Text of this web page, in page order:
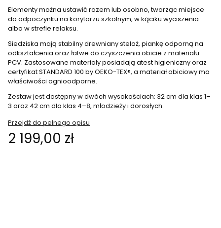
Elementy można ustawić razem lub osobno, tworząc miejsce
do odpoczynku na korytarzu szkolnym, w kąciku wyciszenia
albo w strefie relaksu.
Siedziska mają stabilny drewniany stelaż, piankę odporną na
odkształcenia oraz łatwe do czyszczenia obicie z materiału
PCV. Zastosowane materiały posiadają atest higieniczny oraz
certyfikat STANDARD 100 by OEKO-TEX®, a materiał obiciowy ma
właściwości ognioodporne.
Zestaw jest dostępny w dwóch wysokościach: 32 cm dla klas 1–
3 oraz 42 cm dla klas 4–8, młodzieży i dorosłych.
Przejdź do pełnego opisu
Cena
2 199,00 zł